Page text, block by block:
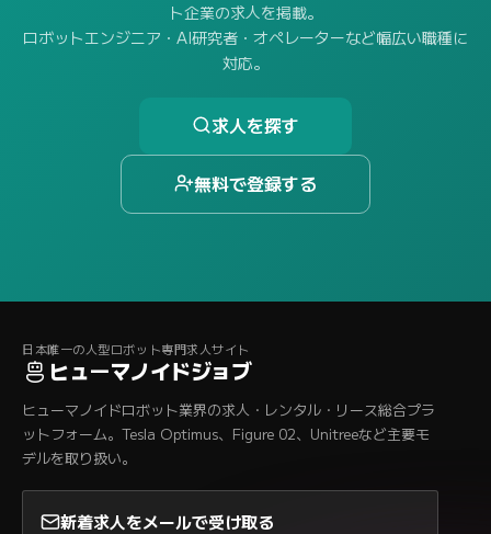
ト企業の求人を掲載。
ロボットエンジニア・AI研究者・オペレーターなど幅広い職種に
対応。
求人を探す
無料で登録する
日本唯一の人型ロボット専門求人サイト
ヒューマノイドジョブ
ヒューマノイドロボット業界の求人・レンタル・リース総合プラ
ットフォーム。Tesla Optimus、Figure 02、Unitreeなど主要モ
デルを取り扱い。
新着求人をメールで受け取る